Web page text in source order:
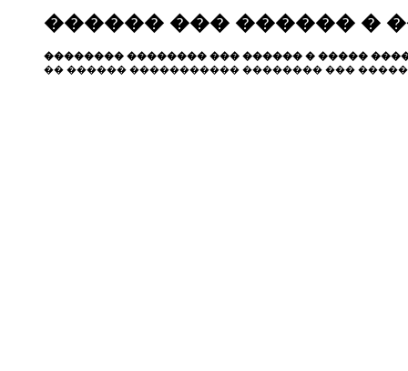
������ ��� ������ �
�������� �������� ��� ������ � �����
�� ������ ����������� �������� ���